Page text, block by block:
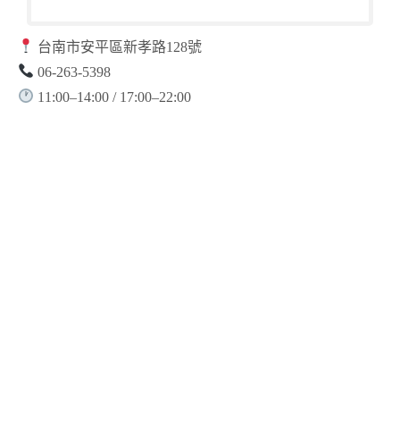
台南市安平區新孝路128號
06-263-5398
11:00–14:00 / 17:00–22:00